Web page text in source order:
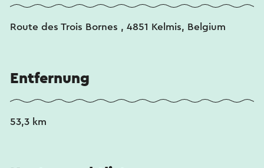
Route des Trois Bornes , 4851 Kelmis, Belgium
Entfernung
53,3 km